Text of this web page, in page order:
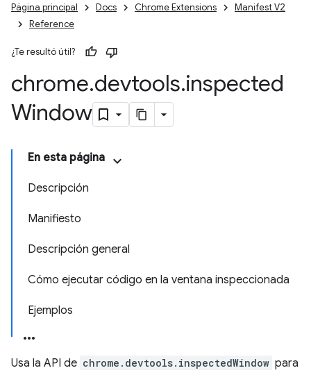
Página principal Docs Chrome Extensions
Manifest V2
Reference
¿Te resultó útil?
chrome.devtools.inspected
Window
En esta página
Descripción
Manifiesto
Descripción general
Cómo ejecutar código en la ventana inspeccionada
Ejemplos
Usa la API de chrome.devtools.inspectedWindow para